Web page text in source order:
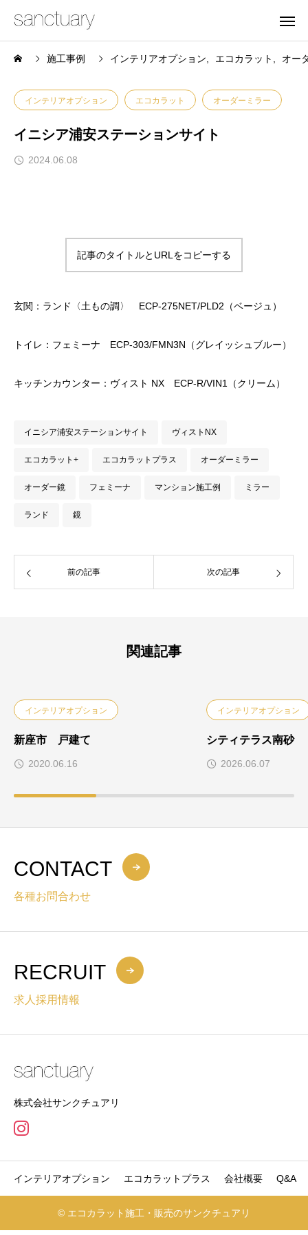
施工事例 インテリアオプション エコカラット オー
インテリアオプション エコカラット オーダーミラー
イニシア浦安ステーションサイト
2024.06.08
記事のタイトルとURLをコピーする
玄関：ランド〈土もの調〉 ECP-275NET/PLD2（ベージュ）
トイレ：フェミーナ ECP-303/FMN3N（グレイッシュブルー）
キッチンカウンター：ヴィスト NX ECP‐R/VIN1（クリーム）
イニシア浦安ステーションサイト ヴィストNX
エコカラット+ エコカラットプラス オーダーミラー
オーダー鏡 フェミーナ マンション施工例 ミラー
ランド 鏡
前の記事 次の記事
関連記事
インテリアオプション
新座市 戸建て
2020.06.16
インテリアオプション
シティテラス南砂
2026.06.07
CONTACT
各種お問合わせ
RECRUIT
求人採用情報
株式会社サンクチュアリ
インテリアオプション エコカラットプラス 会社概要 Q&A
© エコカラット施工・販売のサンクチュアリ